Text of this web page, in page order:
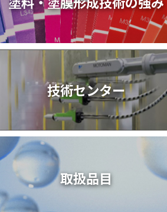
技術センター
取扱品目